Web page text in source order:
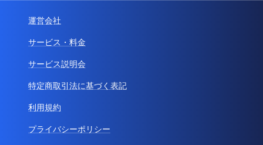
運営会社
サービス・料金
サービス説明会
特定商取引法に基づく表記
利用規約
プライバシーポリシー